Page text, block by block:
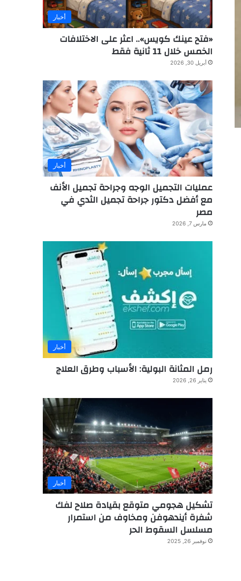
أخبار
«فتح عينك كويس».. اعثر على الاختلافات
الخمس خلال 11 ثانية فقط
أبريل 30, 2026
أخبار
عمليات التجميل الوجه وجراحة تجميل الأنف
مع أفضل دكتور جراحة تجميل الثدي في
مصر
مارس 7, 2026
أخبار
رمل المثانة البولية: الأسباب وطرق العلاج
يناير 26, 2026
أخبار
تشكيل هجومي متوقع بقيادة صلاح لفك
شفرة أيندهوفن ومخاوف من استمرار
مسلسل السقوط الحر
نوفمبر 26, 2025